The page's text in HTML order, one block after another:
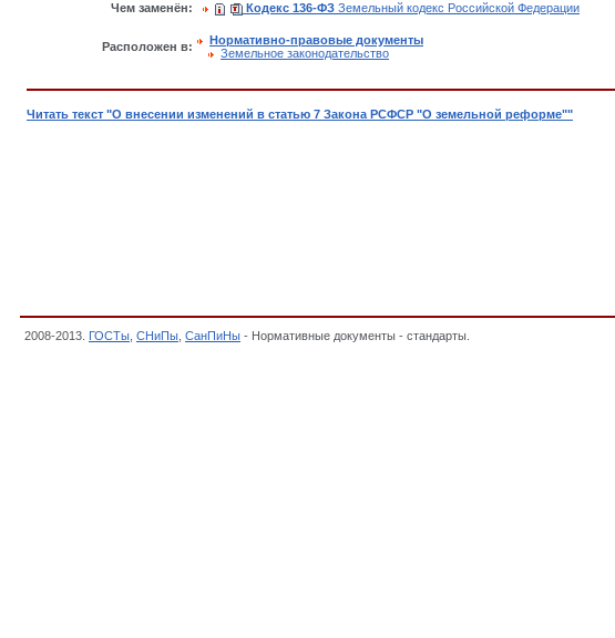
Чем заменён:
Кодекс 136-ФЗ Земельный кодекс Российской Федерации
Расположен в:
Нормативно-правовые документы
Земельное законодательство
Читать текст "О внесении изменений в статью 7 Закона РСФСР "О земельной реформе""
2008-2013. ГОСТы СНиПы СанПиНы - Нормативные документы - стандарты.